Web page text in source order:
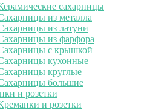
сахарницы
из металла
из латуни
из фарфора
с крышкой
кухонные
круглые
большие
и розетки
и розетки